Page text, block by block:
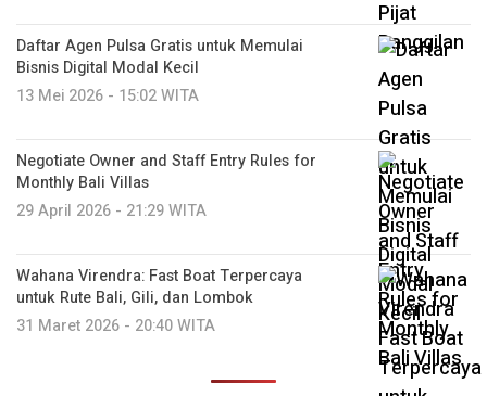
Daftar Agen Pulsa Gratis untuk Memulai
Bisnis Digital Modal Kecil
13 Mei 2026 - 15:02 WITA
Negotiate Owner and Staff Entry Rules for
Monthly Bali Villas
29 April 2026 - 21:29 WITA
Wahana Virendra: Fast Boat Terpercaya
untuk Rute Bali, Gili, dan Lombok
31 Maret 2026 - 20:40 WITA